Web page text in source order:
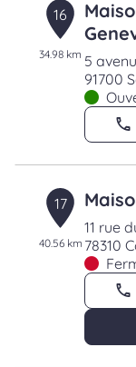
16
34.98 km 5
91700
17
40.56 km
11 rue
78310